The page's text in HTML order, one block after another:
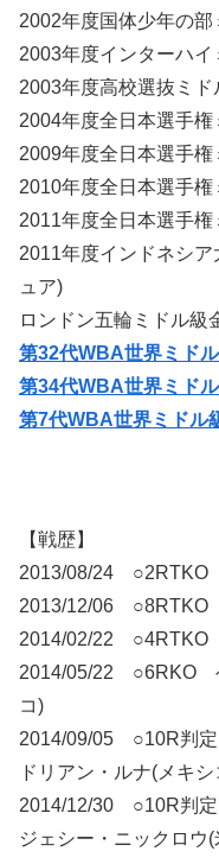
2002年度国体少年の
2003年度インターハ
2003年度高校選抜ミ
2004年度全日本選手
2009年度全日本選手
2010年度全日本選手
2011年度全日本選手
2011年度インドネシ
ュア)
ロンドン五輪ミドル級
第32代WBA世界ミド
第34代WBA世界ミド
第7代WBA世界ミドル
【戦歴】
2013/08/24 ○2RTKO
2013/12/06 ○8RTKO
2014/02/22 ○4RTKO
2014/05/22 ○6RKO
コ)
2014/09/05 ○10R判
ドリアン・ルナ(メキシ
2014/12/30 ○10R判
ジェシー・ニックロウ(